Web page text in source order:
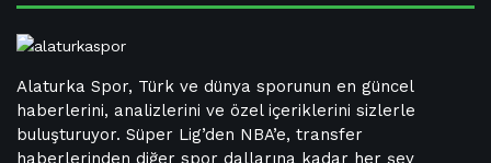
Alaturka Spor, Türk ve dünya sporunun en güncel
haberlerini, analizlerini ve özel içeriklerini sizlerle
buluşturuyor. Süper Lig’den NBA’e, transfer